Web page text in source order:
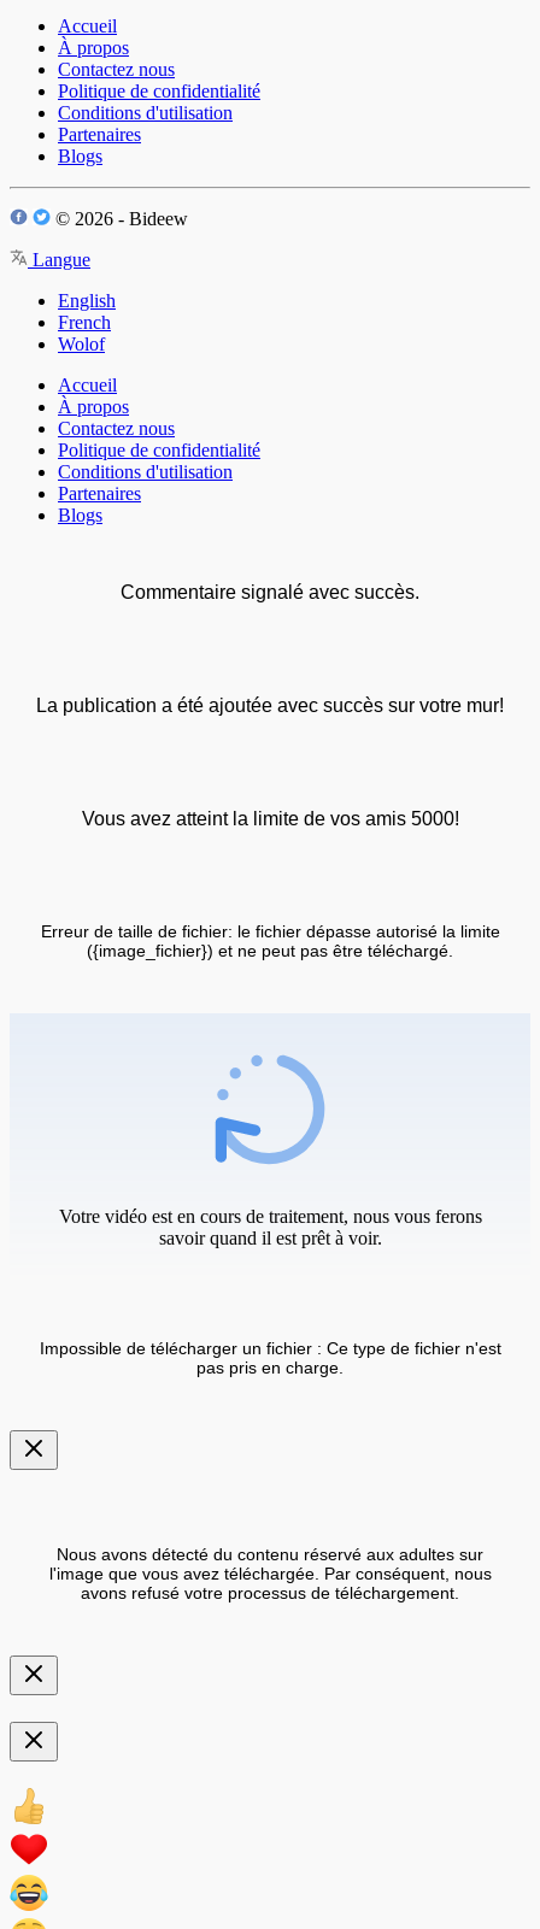
Accueil
À propos
Contactez nous
Politique de confidentialité
Conditions d'utilisation
Partenaires
Blogs
© 2026 - Bideew
Langue
English
French
Wolof
Accueil
À propos
Contactez nous
Politique de confidentialité
Conditions d'utilisation
Partenaires
Blogs
Commentaire signalé avec succès.
La publication a été ajoutée avec succès sur votre mur!
Vous avez atteint la limite de vos amis 5000!
Erreur de taille de fichier: le fichier dépasse autorisé la limite
({image_fichier}) et ne peut pas être téléchargé.
Votre vidéo est en cours de traitement, nous vous ferons
savoir quand il est prêt à voir.
Impossible de télécharger un fichier : Ce type de fichier n'est
pas pris en charge.
Nous avons détecté du contenu réservé aux adultes sur
l'image que vous avez téléchargée. Par conséquent, nous
avons refusé votre processus de téléchargement.